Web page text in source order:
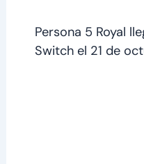
Persona 5 Royal
Switch el 21 de